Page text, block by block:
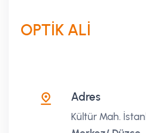
OPTİK ALİ
Adres
Kültür Mah.